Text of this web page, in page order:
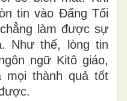
tin vào Đấng Tối
làm được sự
Như thế, lòng tin
ngữ Kitô giáo,
mọi thành quả tốt